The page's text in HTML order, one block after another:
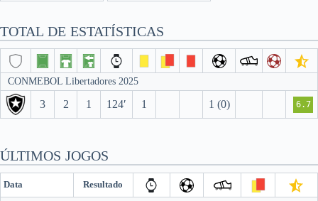
TOTAL DE ESTATÍSTICAS
CONMEBOL Libertadores 2025
3 2 1 124′ 1 1 (0) 6.7
ÚLTIMOS JOGOS
Data Resultado